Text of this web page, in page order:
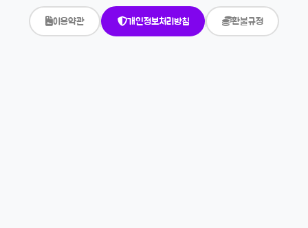
이용약관 개인정보처리방침 환불규정